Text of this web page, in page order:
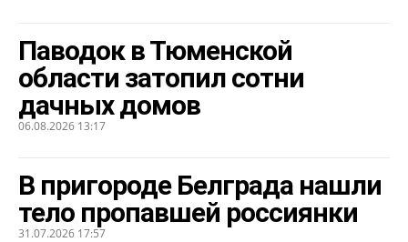
Паводок в Тюменской
области затопил сотни
дачных домов
06.08.2026 13:17
В пригороде Белграда нашли
тело пропавшей россиянки
31.07.2026 17:57